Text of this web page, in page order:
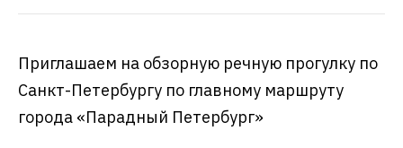
Приглашаем на обзорную речную прогулку по
Санкт-Петербургу по главному маршруту
города «Парадный Петербург»